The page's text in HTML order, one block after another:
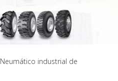
Neumático industrial de